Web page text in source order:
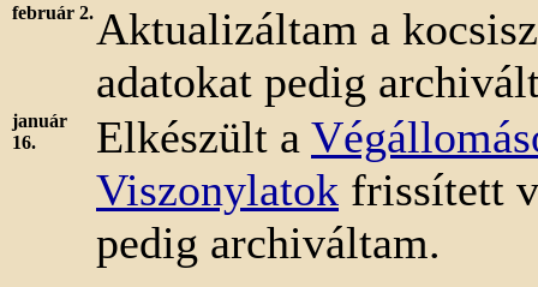
február 2.Aktualizáltam a
adatokat pedig
január
16.
Elkészült a
Viszonylatok frissített
pedig archiváltam.